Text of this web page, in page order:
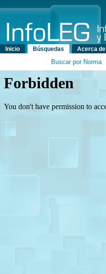
Menú principal
Inicio Búsquedas Acerca de
Buscar por Norma